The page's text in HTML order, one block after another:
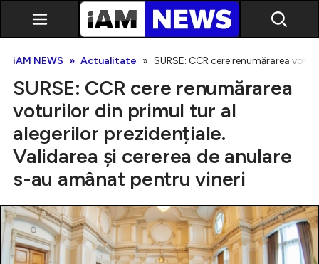
Exclusiv
iAM NEWS Actualitate SURSE: CCR cere renumărarea
SURSE: CCR cere renumărarea
voturilor din primul tur al
alegerilor prezidențiale.
Validarea și cererea de anulare
s-au amânat pentru vineri